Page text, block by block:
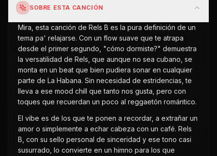
SOBRE ESTA CANCIÓN
Mira, esta canción de Rels B es la pura definición de un
tema pa' relajarse. Con un flow suave que te atrapa
desde el primer segundo, "cómo dormiste?" demuestra
la versatilidad de Rels, que aunque no sea cubano, se
monta en un beat que bien pudiera sonar en cualquier
parte de La Habana. Sin necesidad de estridencias, te
lleva a ese mood chill que tanto nos gusta, pero con
toques que recuerdan un poco al reggaetón romántico.
El vibe es de los que te ponen a recordar, a extrañar un
amor o simplemente a echar cabeza con un café. Rels
B, con su sello personal de sinceridad y ese tono casi
susurrado, lo convierte en un himno para los que